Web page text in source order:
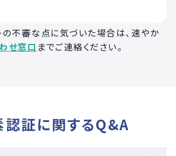
の不審な点に気づいた場合は、速やか
せ窓口 までご連絡ください。
認証に関するQ&A